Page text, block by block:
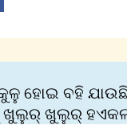
ହୋ‌ଇ ବହି
ଖୁଲୁର୍‌